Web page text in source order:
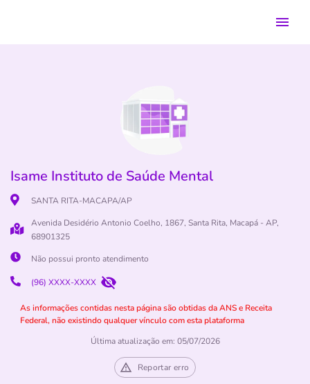
Isame Instituto de Saúde Mental
SANTA RITA-MACAPA/AP
Avenida Desidério Antonio Coelho, 1867, Santa Rita, Macapá - AP,
68901325
Não possui pronto atendimento
(96) XXXX-XXXX
As informações contidas nesta página são obtidas da ANS e Receita
Federal, não existindo qualquer vínculo com esta plataforma
Última atualização em: 05/07/2026
Reportar erro